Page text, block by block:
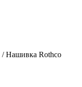
/Нашивка Rothco